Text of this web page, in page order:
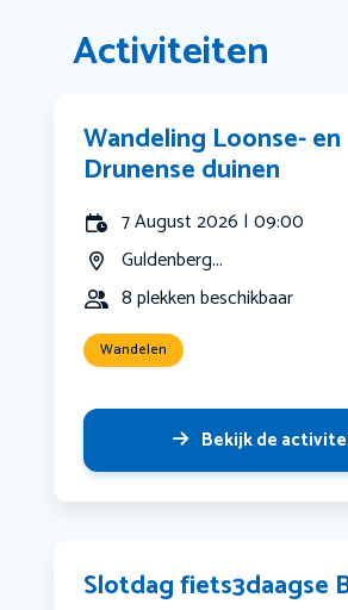
Activiteiten
Wandeling Loonse- en
Drunense duinen
7 August 2026 | 09:00
Guldenberg...
8 plekken beschikbaar
Wandelen
Bekijk de
Slotdag fiets3daagse